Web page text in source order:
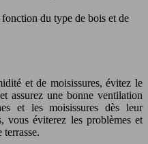
du type de bois et de
et de moisissures, évitez le
assurez une bonne ventilation
et les moisissures dès leur
vous éviterez les problèmes et